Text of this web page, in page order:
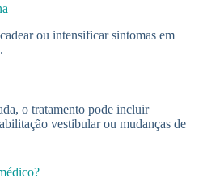
ou intensificar sintomas em
o tratamento pode incluir
vestibular ou mudanças de